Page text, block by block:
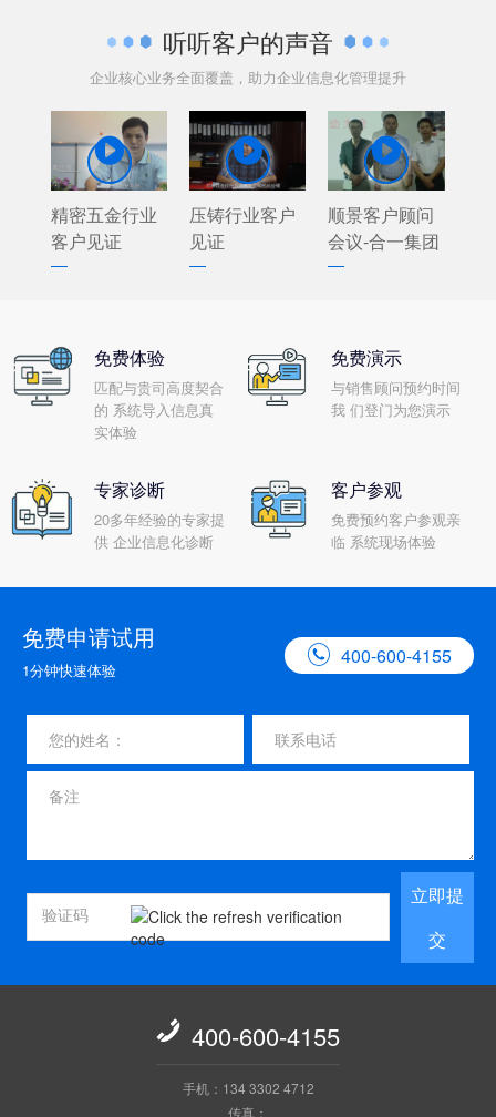
听听客户的声音
企业核心业务全面覆盖，助力企业信息化管理提升

精密五金行业
客户见证

压铸行业客户
见证

顺景客户顾问
会议-合一集团
免费体验
匹配与贵司高度契合
的 系统导入信息真
实体验
免费演示
与销售顾问预约时间
我 们登门为您演示
专家诊断
20多年经验的专家提
供 企业信息化诊断
客户参观
免费预约客户参观亲
临 系统现场体验
免费申请试用
1分钟快速体验
 400-600-4155
立即提
交
 400-600-4155
手机：134 3302 4712
传真：